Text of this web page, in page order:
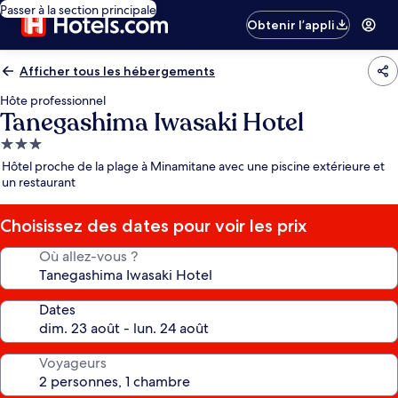
Passer à la section principale
Obtenir l’appli
Afficher tous les hébergements
Hôte professionnel
Tanegashima Iwasaki Hotel
Hébergement
3.0 étoiles
Hôtel proche de la plage à Minamitane avec une piscine extérieure et
un restaurant
Choisissez des dates pour voir les prix
Où allez-vous ?
Dates
Voyageurs